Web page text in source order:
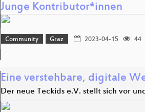
Junge Kontributor*innen
Community Graz 2023-04-15 44
Eine verstehbare, digitale
Der neue Teckids e.V. stellt sich vor